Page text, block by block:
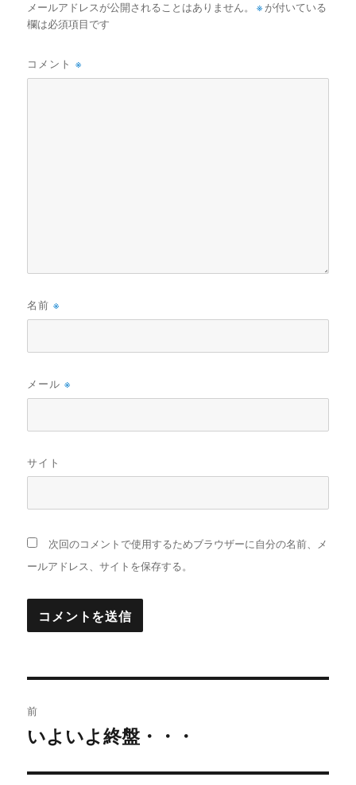
メールアドレスが公開されることはありません。 ※ が付いている
欄は必須項目です
コメント※
名前※
メール※
サイト
次回のコメントで使用するためブラウザーに自分の名前、メ
ールアドレス、サイトを保存する。
稿
前
過
の
いよいよ終盤・・・